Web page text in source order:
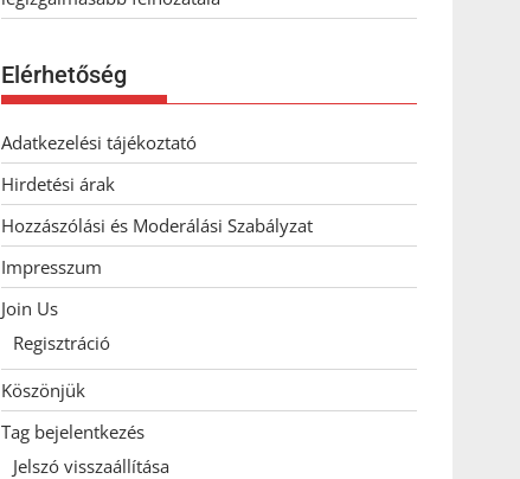
Elérhetőség
Adatkezelési tájékoztató
Hirdetési árak
Hozzászólási és Moderálási Szabályzat
Impresszum
Join Us
Regisztráció
Köszönjük
Tag bejelentkezés
Jelszó visszaállítása